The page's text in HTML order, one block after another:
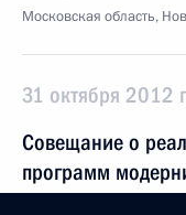
Московская область,
31 октября 2012
Совещание о
программ